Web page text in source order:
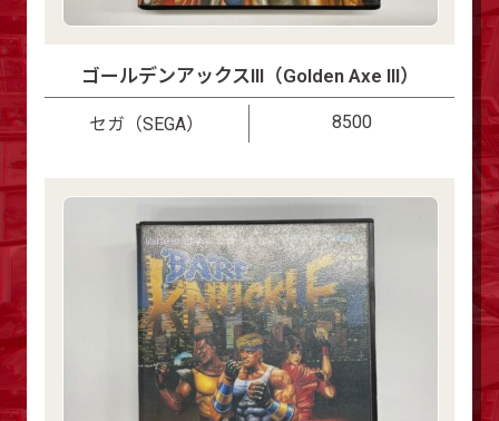
ゴールデンアックスIII（Golden Axe III）
セガ（SEGA） 8500